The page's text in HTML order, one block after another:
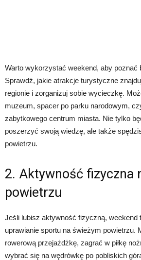
Warto wykorzystać weekend, aby poznać
Sprawdź, jakie atrakcje turystyczne
regionie i zorganizuj sobie wycieczkę.
muzeum, spacer po parku narodowym,
zabytkowego centrum miasta. Nie tylko
poszerzyć swoją wiedzę, ale także
powietrzu.
2. Aktywność fizyczna
powietrzu
Jeśli lubisz aktywność fizyczną, weekend
uprawianie sportu na świeżym powietrzu.
rowerową przejażdżkę, zagrać w piłkę
wybrać się na wędrówkę po pobliskich